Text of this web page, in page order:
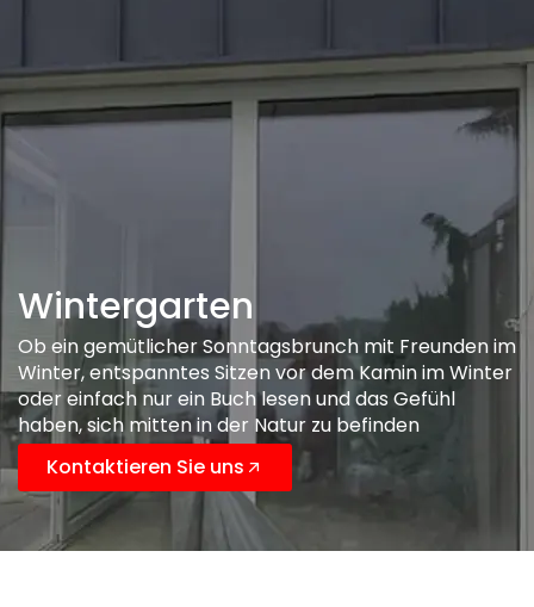
Wintergarten
Ob ein gemütlicher Sonntagsbrunch mit Freunden im
Winter, entspanntes Sitzen vor dem Kamin im Winter
oder einfach nur ein Buch lesen und das Gefühl
haben, sich mitten in der Natur zu befinden
Kontaktieren Sie uns